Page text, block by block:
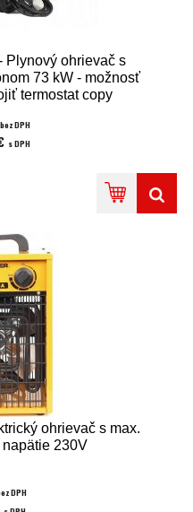
Plynový ohrievač s
73 kW - možnosť
termostat copy
bez DPH
s DPH
ohrievač s max.
230V
DPH